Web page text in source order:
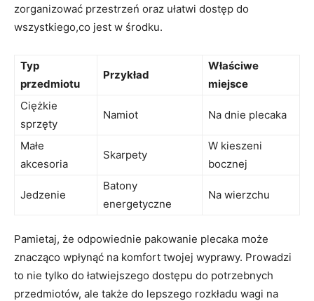
zorganizować przestrzeń oraz​ ułatwi dostęp do
wszystkiego,co jest w środku.
Typ
przedmiotu
Przykład
Właściwe
miejsce
Ciężkie
sprzęty
Namiot Na dnie⁤ plecaka
Małe
akcesoria
Skarpety
W kieszeni‌
bocznej
Jedzenie
Batony
energetyczne
Na wierzchu
Pamietaj, że odpowiednie pakowanie plecaka może
znacząco wpłynąć na komfort twojej‌ wyprawy. Prowadzi
to nie tylko do łatwiejszego dostępu do potrzebnych
przedmiotów, ale także do lepszego rozkładu wagi na